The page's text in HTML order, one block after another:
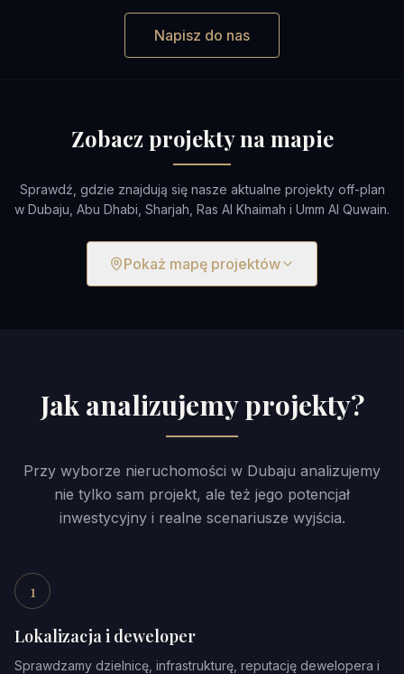
Napisz do nas
Zobacz projekty na mapie
Sprawdź, gdzie znajdują się nasze aktualne projekty off-plan
w Dubaju, Abu Dhabi, Sharjah, Ras Al Khaimah i Umm Al Quwain.
Pokaż mapę projektów
Jak analizujemy projekty?
Przy wyborze nieruchomości w Dubaju analizujemy
nie tylko sam projekt, ale też jego potencjał
inwestycyjny i realne scenariusze wyjścia.
1
Lokalizacja i deweloper
Sprawdzamy dzielnicę, infrastrukturę, reputację dewelopera i